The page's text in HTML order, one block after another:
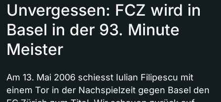
Unvergessen: FCZ wird in
Basel in der 93. Minute
Meister
Am 13. Mai 2006 schiesst Iulian Filipescu mit
einem Tor in der Nachspielzeit gegen Basel den